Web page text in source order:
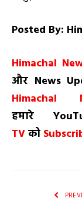
Posted By:
Himachal N
और News
Himachal
हमारे
TVको